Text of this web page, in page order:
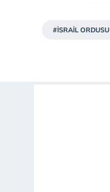
#İSRAİL ORDUSU